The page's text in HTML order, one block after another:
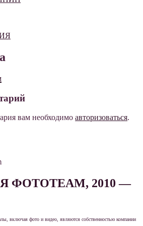
вам необходимо авторизоваться.
ФОТОТЕАМ, 2010 —
включая фото и видео, являются собственностью компании